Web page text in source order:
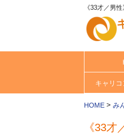
《33才／男
キャリ
HOME > み
《33